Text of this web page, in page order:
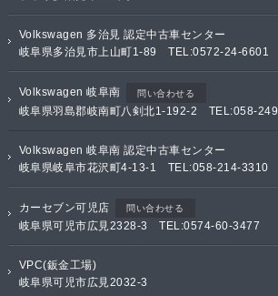
Volkswagen 多治見 認定中古車センター
岐阜県多治見市上山町1-89 TEL:0572-24-6601
Volkswagen 岐阜南 問い合わせる
岐阜県羽島郡岐南町八剣北1-192-2 TEL:058-
Volkswagen 岐阜南 認定中古車センター
岐阜県岐阜市花沢町4-13-1 TEL:058-214-3310
カーセブン可児店 問い合わせる
岐阜県可児市広見2328-3 TEL:0574-60-3477
VPC(鈑金工場)
岐阜県可児市広見2032-3